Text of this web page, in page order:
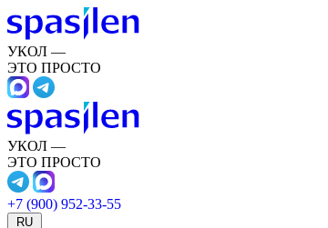
УКОЛ —
ЭТО ПРОСТО
УКОЛ —
ЭТО ПРОСТО
+7 (900) 952-33-55
RU